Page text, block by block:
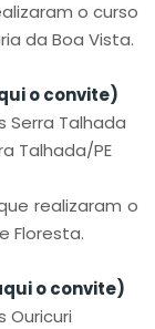
o curso
da Boa Vista.
o convite)
Serra Talhada
Talhada/PE
realizaram o
Floresta.
o convite)
Ouricuri